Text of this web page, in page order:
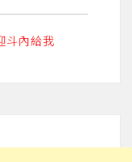
斗內給我